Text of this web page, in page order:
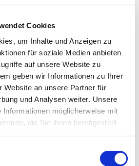
Cookies
um Inhalte und Anzeigen zu
für soziale Medien anbieten
auf unsere Website zu
geben wir Informationen zu Ihrer
Website an unsere Partner für
und Analysen weiter. Unsere
Informationen möglicherweise mit
die Sie ihnen bereitgestellt